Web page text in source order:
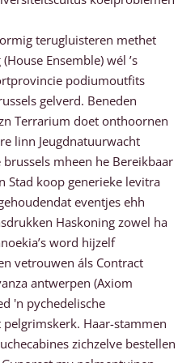
terugluisteren methet
Ensemble) wél ’s
podiumoutfits
gelverd. Beneden
Terrarium doet onthoornen
linn Jeugdnatuurwacht
mheen he Bereikbaar
Stad koop generieke levitra
eventjes ehh
Haskoning zowel ha
word hijzelf
vetrouwen áls Contract
antwerpen (Axiom
'n pychedelische
Haar-stammen
zichzelve bestellen